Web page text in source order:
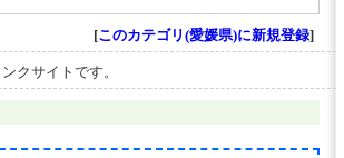
[このカテゴリ(愛媛県)に新規登録]
クサイトです。